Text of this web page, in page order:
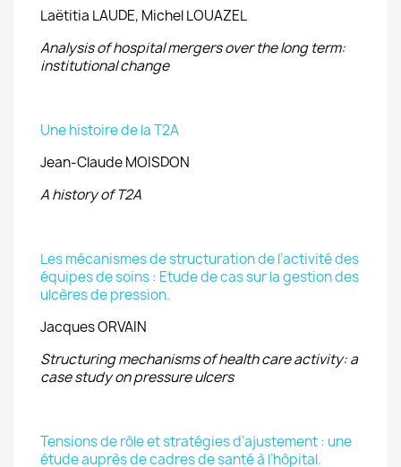
Laëtitia LAUDE, Michel LOUAZEL
Analysis of hospital mergers over the long term:
institutional change
Une histoire de la T2A
Jean-Claude MOISDON
A history of T2A
Les mécanismes de structuration de l’activité des
équipes de soins : Etude de cas sur la gestion des
ulcères de pression.
Jacques ORVAIN
Structuring mechanisms of health care activity: a
case study on pressure ulcers
Tensions de rôle et stratégies d’ajustement : une
étude auprès de cadres de santé à l’hôpital.